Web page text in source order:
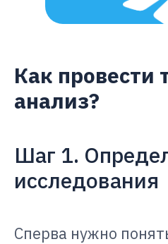
Как провести
анализ?
Шаг 1.
исследования
Сперва нужно